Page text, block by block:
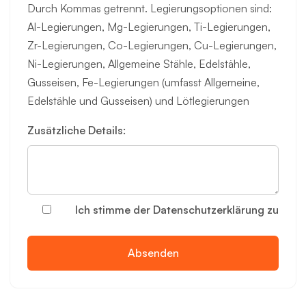
Durch Kommas getrennt. Legierungsoptionen sind:
Al-Legierungen, Mg-Legierungen, Ti-Legierungen,
Zr-Legierungen, Co-Legierungen, Cu-Legierungen,
Ni-Legierungen, Allgemeine Stähle, Edelstähle,
Gusseisen, Fe-Legierungen (umfasst Allgemeine,
Edelstähle und Gusseisen) und Lötlegierungen
Zusätzliche Details:
Ich stimme der Datenschutzerklärung zu